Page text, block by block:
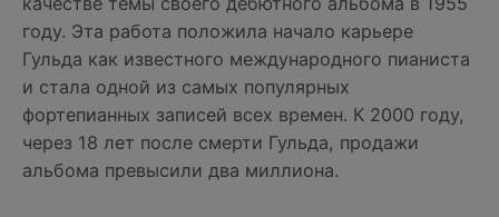
году. Эта работа положила начало карьере
Гульда как известного международного пианиста
и стала одной из самых популярных
фортепианных записей всех времен. К 2000 году,
через 18 лет после смерти Гульда, продажи
альбома превысили два миллиона.